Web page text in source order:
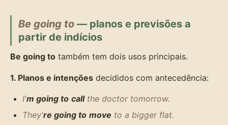
Be going to— planos e previsões a
partir de indícios
Be going to também tem dois usos principais.
1. Planos e intenções decididos com antecedência:
I'm going to callthe doctor tomorrow.
They're going to move to a bigger flat.